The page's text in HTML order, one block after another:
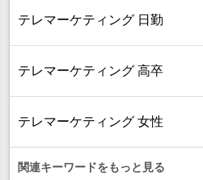
テレマーケティング 日勤
テレマーケティング 高卒
テレマーケティング 女性
関連キーワードをもっと見る